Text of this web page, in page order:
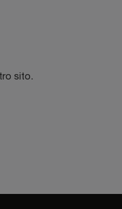
sito.